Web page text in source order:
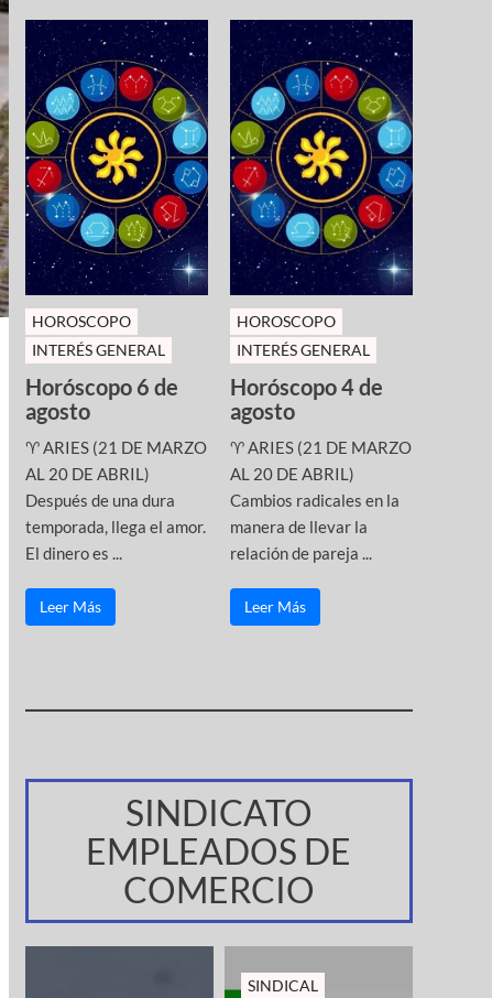
HOROSCOPO
INTERÉS GENERAL
Horóscopo 6 de
agosto
♈ ARIES (21 DE MARZO
AL 20 DE ABRIL)
Después de una dura
temporada, llega el amor.
El dinero es ...
Leer Más
HOROSCOPO
INTERÉS GENERAL
Horóscopo 4 de
agosto
♈ ARIES (21 DE MARZO
AL 20 DE ABRIL)
Cambios radicales en la
manera de llevar la
relación de pareja ...
Leer Más
SINDICATO
EMPLEADOS DE
COMERCIO
SINDICAL